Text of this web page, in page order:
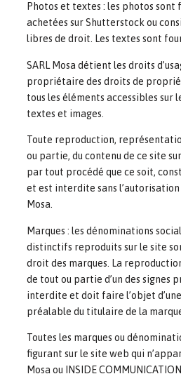
Photos et textes : les photos sont
achetées sur Shutterstock ou
libres de droit. Les textes sont
SARL Mosa détient les droits
propriétaire des droits de
tous les éléments accessibles sur
textes et images.
Toute reproduction,
ou partie, du contenu de ce site
par tout procédé que ce soit,
et est interdite sans l’autorisation
Mosa.
Marques : les dénominations
distinctifs reproduits sur le site
droit des marques. La
de tout ou partie d’un des signes
interdite et doit faire l’objet
préalable du titulaire de la
Toutes les marques ou
figurant sur le site web qui
Mosa ou INSIDE